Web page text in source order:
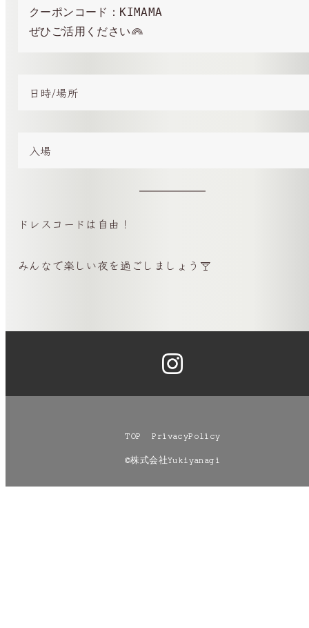
クーポンコード：KIMAMA
ぜひご活用ください
日時/場所
入場
ドレスコードは自由！
みんなで楽しい夜を過ごしましょう
TOP PrivacyPolicy
©株式会社Yukiyanagi